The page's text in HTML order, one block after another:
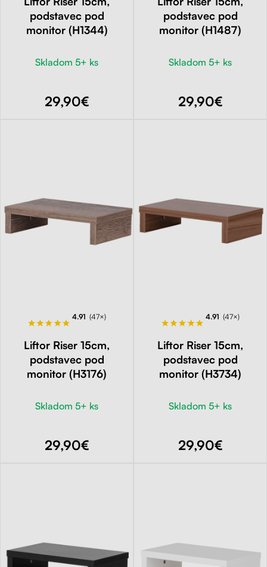
podstavec pod
monitor (H1344)
Skladom 5+ ks
29,90€
podstavec pod
monitor (H1487)
Skladom 5+ ks
29,90€
4.91 (47×)
Liftor Riser 15cm,
podstavec pod
monitor (H3176)
Skladom 5+ ks
29,90€
4.91 (47×)
Liftor Riser 15cm,
podstavec pod
monitor (H3734)
Skladom 5+ ks
29,90€